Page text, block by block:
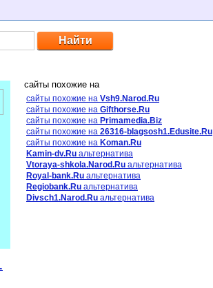
сайты похожие на
сайты похожие на Vsh9.Narod.Ru
сайты похожие на Gifthorse.Ru
сайты похожие на Primamedia.Biz
сайты похожие на 26316-blagsosh1.Edusite.Ru
сайты похожие на Koman.Ru
Kamin-dv.Ru альтернатива
Vtoraya-shkola.Narod.Ru альтернатива
Royal-bank.Ru альтернатива
Regiobank.Ru альтернатива
Divsch1.Narod.Ru альтернатива